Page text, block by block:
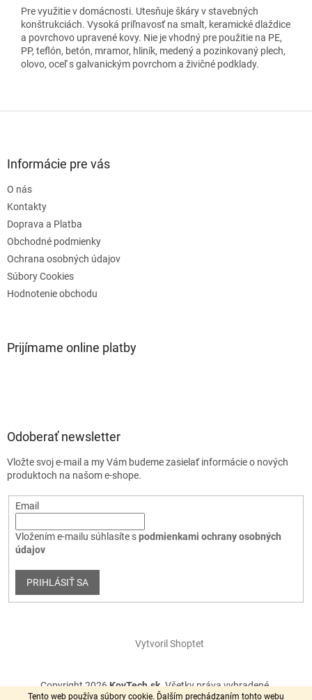
Tento web používa súbory cookie. Ďalším prechádzaním tohto webu
Pre využitie v domácnosti. Utesňuje škáry v stavebných
konštrukciách. Vysoká priľnavosť na smalt, keramické dlaždice
a povrchovo upravené kovy. Nie je vhodný pre použitie na PE,
PP, teflón, betón, mramor, hliník, medený a pozinkovaný plech,
olovo, oceľ s galvanickým povrchom a živičné podklady.
Informácie pre vás
O nás
Kontakty
Doprava a Platba
Obchodné podmienky
Ochrana osobných údajov
Súbory Cookies
Hodnotenie obchodu
Prijímame online platby
Odoberať newsletter
Vložte svoj e-mail a my Vám budeme zasielať informácie o nových
produktoch na našom e-shope.
Email
Vložením e-mailu súhlasíte spodmienkami ochrany osobných
údajov
PRIHLÁSIŤ SA
Vytvoril Shoptet
Copyright 2026KovTech.sk. Všetky práva vyhradené.